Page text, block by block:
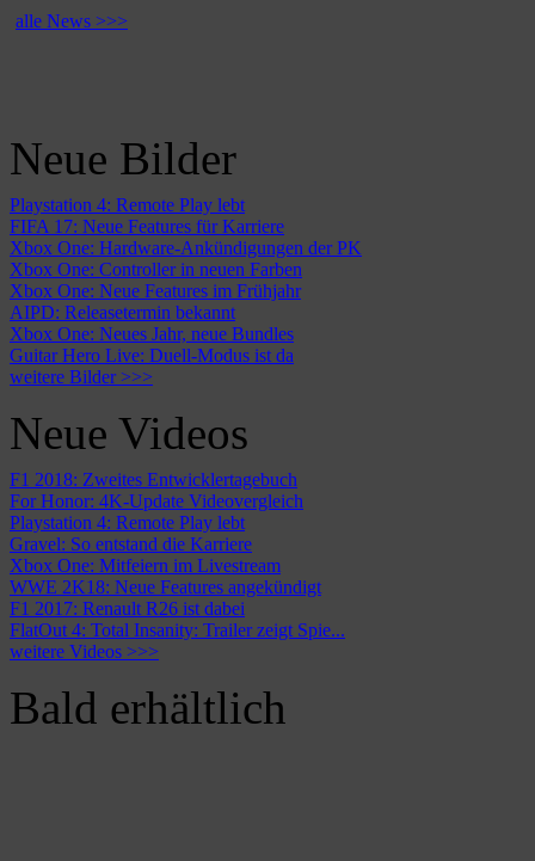
alle News >>>
Neue Bilder
Playstation 4: Remote Play lebt
FIFA 17: Neue Features für Karriere
Xbox One: Hardware-Ankündigungen der PK
Xbox One: Controller in neuen Farben
Xbox One: Neue Features im Frühjahr
AIPD: Releasetermin bekannt
Xbox One: Neues Jahr, neue Bundles
Guitar Hero Live: Duell-Modus ist da
weitere Bilder >>>
Neue Videos
F1 2018: Zweites Entwicklertagebuch
For Honor: 4K-Update Videovergleich
Playstation 4: Remote Play lebt
Gravel: So entstand die Karriere
Xbox One: Mitfeiern im Livestream
WWE 2K18: Neue Features angekündigt
F1 2017: Renault R26 ist dabei
FlatOut 4: Total Insanity: Trailer zeigt Spie...
weitere Videos >>>
Bald erhältlich